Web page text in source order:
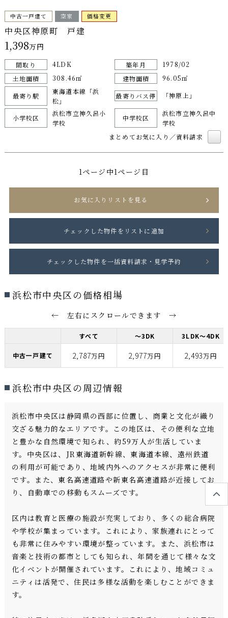
中古一戸建て 空家 価格変更
中央区神原町 戸建
1,398万円
間取り 4LDK 築年月
1978/02
土地面積
308.46㎡ 建物面積 96.05㎡
最寄り駅
東海道本線「浜
松」
最寄りバス停 「神原上」
小学校区
浜松市立神久呂小
学校
中学校区
浜松市立神久呂中
学校
まとめてお気に入り／資料請求
1ページ中1ページ目
お気に入りリストを見る
浜松市中央区の価格相場
← 左右にスクロールできます →
すべて ～3DK 3LDK～4DK
中古一戸建て 2,787万円 2,977万円 2,493万円
浜松市中央区の周辺情報
浜松市中央区は静岡県の西部に位置し、商業と文化が織り
交ざる魅力的なエリアです。この地区は、その便利な立地
と豊かな自然環境で知られ、約59万人が生活していま
す。中央区は、JR東海道新幹線、東海道本線、遠州鉄道
の利用が可能であり、地域内外へのアクセスが非常に便利
です。また、東名高速道路や新東名高速道路が近接してお
り、自動車での移動もスムーズです。
区内は教育と医療の施設が充実しており、多くの総合病院
や学校が集まっています。これにより、家族連れにとって
も非常に住みやすい環境が整っています。また、浜松市は
音楽と技術の都市としても知られ、年間を通じて様々な文
化イベントが開催されています。これにより、地域コミュ
ニティは活発で、住民は多様な活動を楽しむことができま
す。